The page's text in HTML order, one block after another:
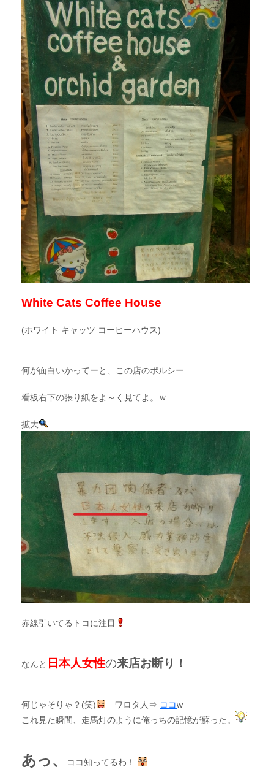
White Cats Coffee House
(ホワイト キャッツ コーヒーハウス)
何が面白いかってーと、この店のポルシー
看板右下の張り紙をよ～く見てよ。ｗ
拡大
赤線引いてるトコに注目
なんと 日本人女性の来店お断り！
何じゃそりゃ？(笑) ワロタ人⇒ ココw
これ見た瞬間、走馬灯のように俺っちの記憶が蘇った。
あっ、 ココ知ってるわ！